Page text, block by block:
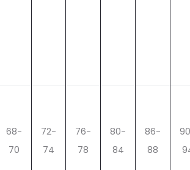
68-
70
72-
74
76-
78
80-
84
86-
88